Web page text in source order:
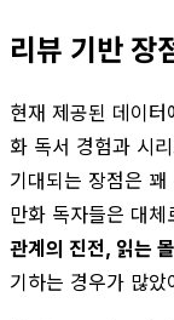
리뷰 기반 장
현재 제공된 데이
화 독서 경험과 시
기대되는 장점은
만화 독자들은 대체
관계의 진전, 읽는
기하는 경우가 많았